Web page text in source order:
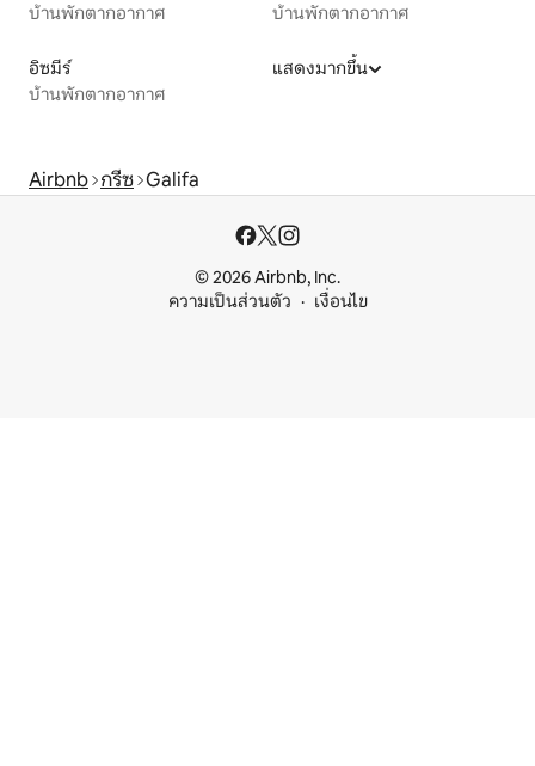
บ้านพักตากอากาศ
บ้านพักตากอากาศ
อิซมีร์
บ้านพักตากอากาศ
แสดงมากขึ้น
Airbnb กรีซ Galifa
© 2026 Airbnb, Inc.
ความเป็นส่วนตัว
เงื่อนไข